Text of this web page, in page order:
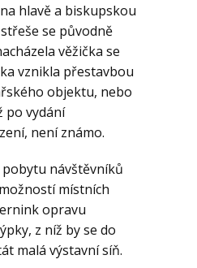
hlavě a biskupskou
se původně
věžička se
vznikla přestavbou
objektu, nebo
po vydání
není známo.
návštěvníků
místních
opravu
z níž by se do
malá výstavní síň.